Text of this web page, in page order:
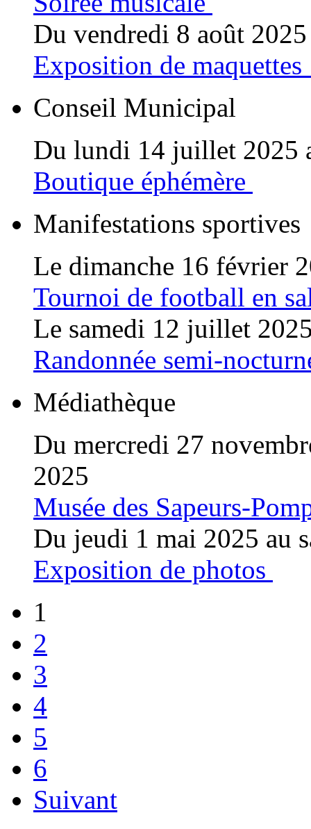
Du vendredi 8 août
Exposition de maquettes
Conseil Municipal
Du lundi 14 juillet 2025
Boutique éphémère
Manifestations sportives
Le dimanche 16 février
Tournoi de football en
Le samedi 12 juillet
Randonnée semi-
Médiathèque
Du mercredi 27
2025
Musée des Sapeurs-
Du jeudi 1 mai 2025 au
Exposition de photos
1
2
3
4
5
6
Suivant